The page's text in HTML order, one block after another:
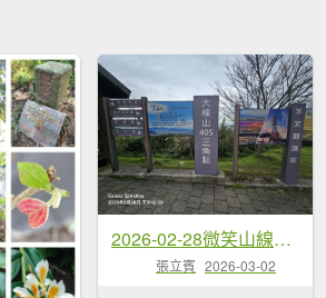
2026-02-28微笑山線：【大棟山系】405高地段
張立賓 2026-03-02